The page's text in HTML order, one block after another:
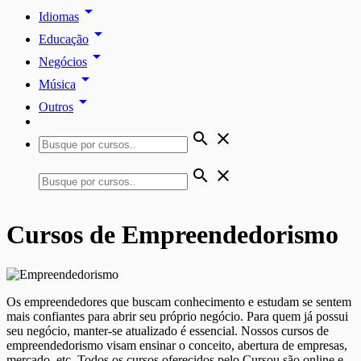
Idiomas arrow_drop_down
Educação arrow_drop_down
Negócios arrow_drop_down
Música arrow_drop_down
Outros arrow_drop_down
search close
search close
Cursos de Empreendedorismo
Os empreendedores que buscam conhecimento e estudam se sentem
mais confiantes para abrir seu próprio negócio. Para quem já possui
seu negócio, manter-se atualizado é essencial. Nossos cursos de
empreendedorismo visam ensinar o conceito, abertura de empresas,